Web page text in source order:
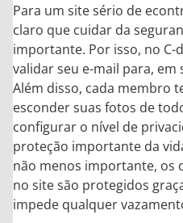
Para um site sério de
claro que cuidar da
importante. Por isso, no
validar seu e-mail para, em
Além disso, cada membro
esconder suas fotos de
configurar o nível de
proteção importante da
não menos importante, os
no site são protegidos
impede qualquer